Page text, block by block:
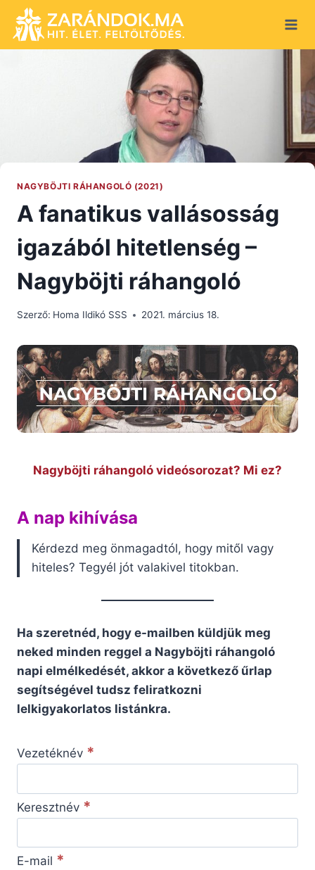
content
NAGYBÖJTI RÁHANGOLÓ (2021)
A fanatikus vallásosság
igazából hitetlenség –
Nagyböjti ráhangoló
Szerző: Homa Ildikó SSS 2021. március 18.
Nagyböjti ráhangoló videósorozat? Mi ez?
A nap kihívása
Kérdezd meg önmagadtól, hogy mitől vagy
hiteles? Tegyél jót valakivel titokban.
Ha szeretnéd, hogy e-mailben küldjük meg
neked minden reggel a Nagyböjti ráhangoló
napi elmélkedését, akkor a következő űrlap
segítségével tudsz feliratkozni
lelkigyakorlatos listánkra.
Vezetéknév *
Keresztnév *
E-mail *